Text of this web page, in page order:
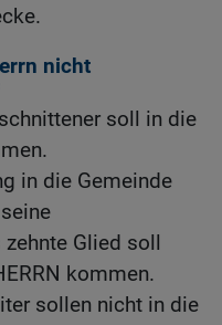
nicht
soll in die
in die Gemeinde
Glied soll
kommen.
sollen nicht in die